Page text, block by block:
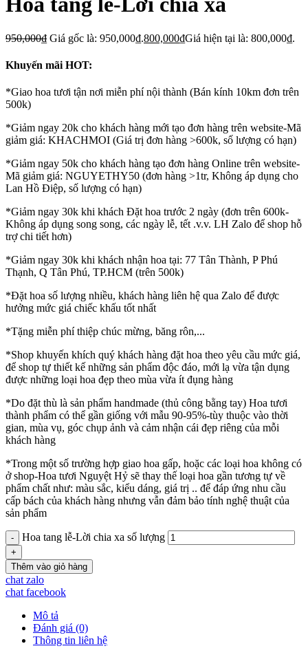
950,000₫ Giá gốc là: 950,000₫.800,000₫Giá hiện tại là: 800,000₫.
Khuyến mãi HOT:
*Giao hoa tươi tận nơi miễn phí nội thành (Bán kính 10km đơn trên
500k)
*Giảm ngay 20k cho khách hàng mới tạo đơn hàng trên website-Mã
giảm giá: KHACHMOI (Giá trị đơn hàng >600k, số lượng có hạn)
*Giảm ngay 50k cho khách hàng tạo đơn hàng Online trên website-
Mã giảm giá: NGUYETHY50 (đơn hàng >1tr, Không áp dụng cho
Lan Hồ Điệp, số lượng có hạn)
*Giảm ngay 30k khi khách Đặt hoa trước 2 ngày (đơn trên 600k-
Không áp dụng song song, các ngày lễ, tết .v.v. LH Zalo để shop hỗ
trợ chi tiết hơn)
*Giảm ngay 30k khi khách nhận hoa tại: 77 Tân Thành, P Phú
Thạnh, Q Tân Phú, TP.HCM (trên 500k)
*Đặt hoa số lượng nhiều, khách hàng liên hệ qua Zalo để được
hưởng mức giá chiếc khấu tốt nhất
*Tặng miễn phí thiệp chúc mừng, băng rôn,...
*Shop khuyến khích quý khách hàng đặt hoa theo yêu cầu mức giá,
để shop tự thiết kế những sản phẩm độc đáo, mới lạ vừa tận dụng
được những loại hoa đẹp theo mùa vừa ít đụng hàng
*Do đặt thù là sản phẩm handmade (thủ công bằng tay) Hoa tươi
thành phẩm có thể gần giống với mẫu 90-95%-tùy thuộc vào thời
gian, mùa vụ, góc chụp ảnh và cảm nhận cái đẹp riêng của mỗi
khách hàng
*Trong một số trường hợp giao hoa gấp, hoặc các loại hoa không có
ở shop-Hoa tươi Nguyệt Hỷ sẽ thay thế loại hoa gần tương tự về
phẩm chất như: màu sắc, kiểu dáng, giá trị .. để đáp ứng nhu cầu
cấp bách của khách hàng nhưng vẫn đảm bảo tính nghệ thuật của
sản phẩm
Hoa tang lễ-Lời chia xa số lượng
Thêm vào giỏ hàng
chat zalo
chat facebook
Mô tả
Đánh giá (0)
Thông tin liên hệ